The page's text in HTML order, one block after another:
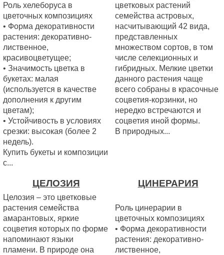
Роль хелеборуса в
цветочных композициях
• Форма декоративности
растения: декоративно-
лиственное,
красивоцветущее;
• Значимость цветка в
букетах: малая
(используется в качестве
дополнения к другим
цветам);
• Устойчивость в условиях
срезки: высокая (более 2
недель).
Купить букеты и композиции
с...
цветковых растений
семейства астровых,
насчитывающий 42 вида,
представленных
множеством сортов, в том
числе селекционных и
гибридных. Мелкие цветки
данного растения чаще
всего собраны в красочные
соцветия-корзинки, но
нередко встречаются и
соцветия иной формы.
В природных...
ЦЕЛОЗИЯ
Целозия – это цветковые
растения семейства
амарантовых, яркие
соцветия которых по форме
напоминают языки
пламени. В природе она
ЦИНЕРАРИЯ
Роль цинерарии в
цветочных композициях
• Форма декоративности
растения: декоративно-
лиственное,